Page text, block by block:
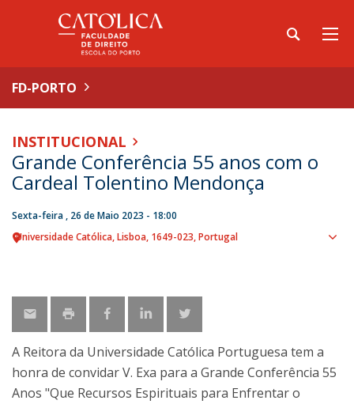
FD-PORTO
INSTITUCIONAL
Grande Conferência 55 anos com o
Cardeal Tolentino Mendonça
Sexta-feira , 26 de Maio 2023 - 18:00
Universidade Católica Lisboa 1649-023 Portugal
A Reitora da Universidade Católica Portuguesa tem a
honra de convidar V. Exa para a Grande Conferência 55
Anos "Que Recursos Espirituais para Enfrentar o